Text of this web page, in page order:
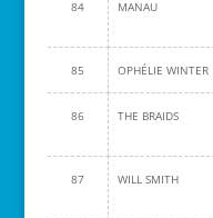
84 MANAU
85 OPHÉLIE WINTER
86 THE BRAIDS
87 WILL SMITH